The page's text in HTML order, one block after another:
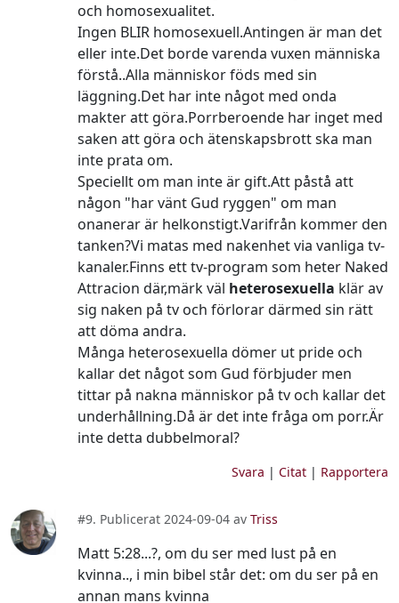
och homosexualitet.
Ingen BLIR homosexuell.Antingen är man det
eller inte.Det borde varenda vuxen människa
förstå..Alla människor föds med sin
läggning.Det har inte något med onda
makter att göra.Porrberoende har inget med
saken att göra och ätenskapsbrott ska man
inte prata om.
Speciellt om man inte är gift.Att påstå att
någon "har vänt Gud ryggen" om man
onanerar är helkonstigt.Varifrån kommer den
tanken?Vi matas med nakenhet via vanliga tv-
kanaler.Finns ett tv-program som heter Naked
Attracion där,märk väl heterosexuella klär av
sig naken på tv och förlorar därmed sin rätt
att döma andra.
Många heterosexuella dömer ut pride och
kallar det något som Gud förbjuder men
tittar på nakna människor på tv och kallar det
underhållning.Då är det inte fråga om porr.Är
inte detta dubbelmoral?
Svara | Citat| Rapportera
#9. Publicerat 2024-09-04 av Triss
Matt 5:28...?, om du ser med lust på en
kvinna.., i min bibel står det: om du ser på en
annan mans kvinna